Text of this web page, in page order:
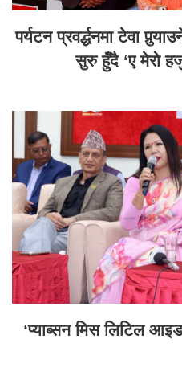
पर्यटन प्रवर्द्धनमा टेवा
सुरु हुँदै ‘ए मेरो
‘प्याब्सन मिस लिटिल